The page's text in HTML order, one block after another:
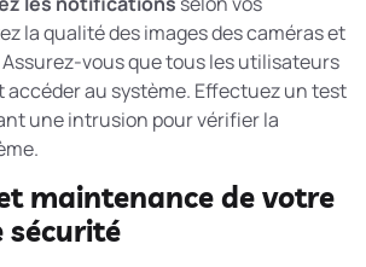
la qualité des images des caméras et
vous que tous les utilisateurs
au système. Effectuez un test
une intrusion pour vérifier la
maintenance de votre
sécurité